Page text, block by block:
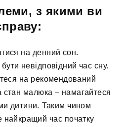
з якими ви
на денний сон.
невідповідний час сну.
на рекомендований
стан малюка – намагайтеся
дитини. Таким чином
найкращий час початку